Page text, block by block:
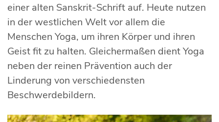
einer alten Sanskrit-Schrift auf. Heute nutzen
in der westlichen Welt vor allem die
Menschen Yoga, um ihren Körper und ihren
Geist fit zu halten. Gleichermaßen dient Yoga
neben der reinen Prävention auch der
Linderung von verschiedensten
Beschwerdebildern.